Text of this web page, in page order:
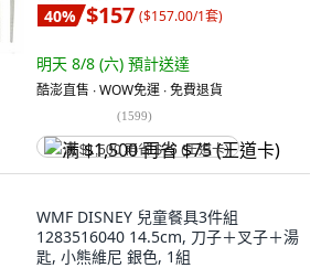
40% $157 ($157.00/1套)
明天 8/8 (六) 預計送達
酷澎直售 ∙ WOW免運 ∙ 免費退貨
(1599)
满 $1,500 再省 $75 (王道卡)
WMF DISNEY 兒童餐具3件組
1283516040 14.5cm, 刀子＋叉子＋湯
匙, 小熊維尼 銀色, 1組